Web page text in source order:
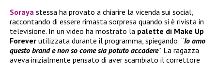
Soraya stessa ha provato a chiarire la vicenda sui social,
raccontando di essere rimasta sorpresa quando si è rivista in
televisione. In un video ha mostrato la palette di Make Up
Forever utilizzata durante il programma, spiegando: “Io amo
questo brand e non so come sia potuto accadere”. La ragazza
aveva inizialmente pensato di aver scambiato il correttore